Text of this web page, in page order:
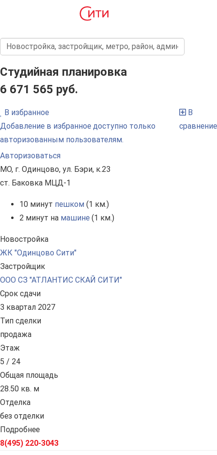
Студийная планировка
6 671 565 руб.
В избранное
Добавление в избранное доступно только
авторизованным пользователям.
Авторизоваться
В
сравнение
МО, г. Одинцово, ул. Бэри, к.23
ст. Баковка МЦД-1
10 минут пешком (1 км.)
2 минут на машине (1 км.)
Новостройка
ЖК "Одинцово Сити"
Застройщик
ООО СЗ "АТЛАНТИС СКАЙ СИТИ"
Срок сдачи
3 квартал 2027
Тип сделки
продажа
Этаж
5 / 24
Общая площадь
28.50 кв. м
Отделка
без отделки
Подробнее
8(495) 220-3043